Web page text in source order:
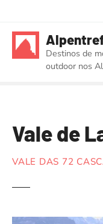
Destinos de
outdoor nos
Vale de
VALE DAS 72